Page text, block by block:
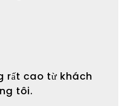
rất cao từ khách
tôi.